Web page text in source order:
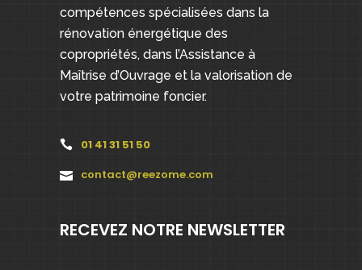
compétences spécialisées dans la
rénovation énergétique des
copropriétés, dans l’Assistance à
Maîtrise d’Ouvrage et la valorisation de
votre patrimoine foncier.
01 41 31 51 50
contact@reezome.com
RECEVEZ NOTRE NEWSLETTER